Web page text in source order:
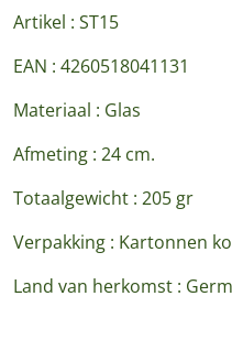
Artikel : ST15
EAN : 4260518041131
Materiaal : Glas
Afmeting : 24 cm.
Totaalgewicht : 205 gr
Verpakking : Kartonnen
Land van herkomst :